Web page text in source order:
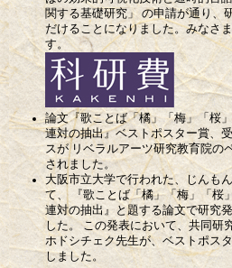
関する基礎研究」 の申請が通り、
だけることになりました。みなさ
す。
論文『歌ことば「橘」「梅」「桜
連対の抽出』ベストポスター賞、
スが リベラルアーツ研究教育院の
されました。
大阪市立大学で行われた、じんも
て、 『歌ことば「橘」「梅」「桜
連対の抽出』と題する論文で研究
した。 この発表において、共同研
ホドシチェク先生が、ベストポス
しました。